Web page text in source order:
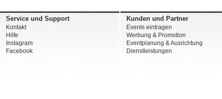
Service und Support
Kontakt
Hilfe
Instagram
Facebook
Kunden und Partner
Events eintragen
Werbung & Promotion
Eventplanung & Ausrichtung
Dienstleistungen